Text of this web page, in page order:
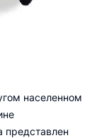
населенном
представлен